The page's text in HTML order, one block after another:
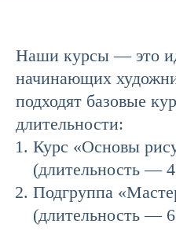
Наши курсы — это
начинающих
подходят базовые
длительности:
Курс «Основы
(длительность —
Подгруппа
(длительность —